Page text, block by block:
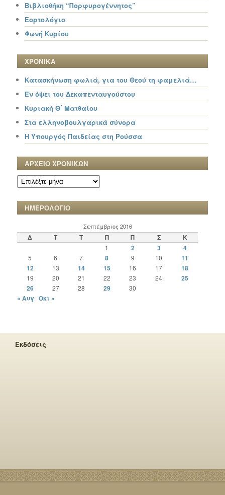
Βιβλιοθήκη “Πορφυρογέννητος”
Εορτολόγιο
Φωνή Κυρίου
ΧΡΟΝΙΚΑ
Κατασκήνωση φωλιά, για του Θεού τη φαμελιά…
Εν όψει του Δεκαπενταυγούστου
Κυριακή Θ΄ Ματθαίου
Στα ελληνοβουλγαρικά σύνορα
Η Υπουργός Παιδείας στη Ρούσσα
ΑΡΧΕΙΟ ΧΡΟΝΙΚΩΝ
ΑΡΧΕΙΟ
ΧΡΟΝΙΚΩΝ
ΗΜΕΡΟΛΟΓΙΟ
Σεπτέμβριος 2016
Δ Τ Τ Π Π Σ Κ
1 2 3 4
5 6 7 8 9 10
11
12
13 14 15 16 17 18
19 20 21 22 23 24
25
26
27 28 29 30
« Αυγ Οκτ »
Εκδόσεις